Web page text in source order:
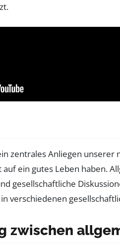
zentrales Anliegen
auf ein gutes Leben haben.
gesellschaftliche
verschiedenen
zwischen